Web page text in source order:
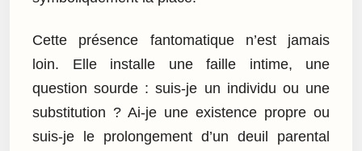
Cette présence fantomatique n’est jamais
loin. Elle installe une faille intime, une
question sourde : suis-je un individu ou une
substitution ? Ai-je une existence propre ou
suis-je le prolongement d’un deuil parental